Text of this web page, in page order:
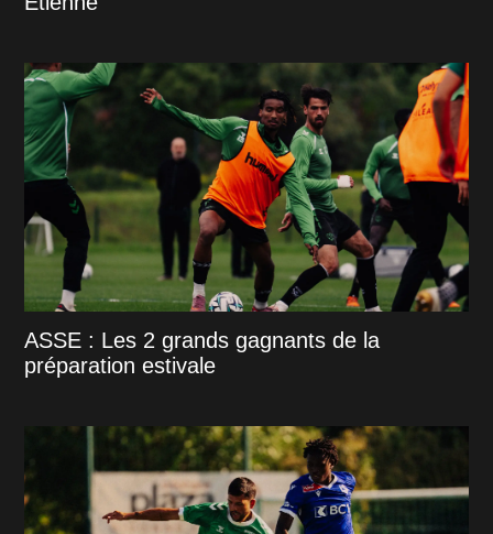
ASSE : Les 2 grands gagnants de la
préparation estivale